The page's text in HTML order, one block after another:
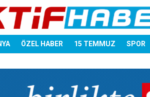
ÖZEL HABER 15 TEMMUZ SPOR